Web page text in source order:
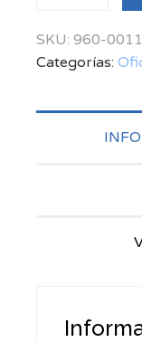
Camera
Ultra HD
Bluetooth
SKU: 960-
Categorías: